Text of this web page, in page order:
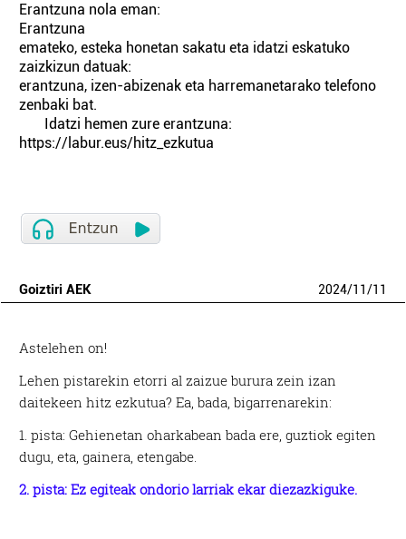
Erantzuna nola eman:
Erantzuna
emateko, esteka honetan sakatu eta idatzi eskatuko
zaizkizun datuak:
erantzuna, izen-abizenak eta harremanetarako telefono
zenbaki bat.
Idatzi hemen zure erantzuna:
https://labur.eus/hitz_ezkutua
Goiztiri AEK 2024/11/11
Astelehen on!
Lehen pistarekin etorri al zaizue burura zein izan
daitekeen hitz ezkutua? Ea, bada, bigarrenarekin:
1. pista:Gehienetan oharkabean bada ere, guztiok egiten
dugu, eta, gainera, etengabe.
2. pista: Ez egiteak ondorio larriak ekar diezazkiguke.